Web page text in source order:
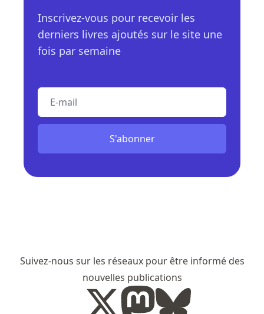
Inscrivez-vous pour recevoir les
derniers livres ajoutés sur le site une
fois par semaine
S'abonner
Suivez-nous sur les réseaux pour être informé des
nouvelles publications